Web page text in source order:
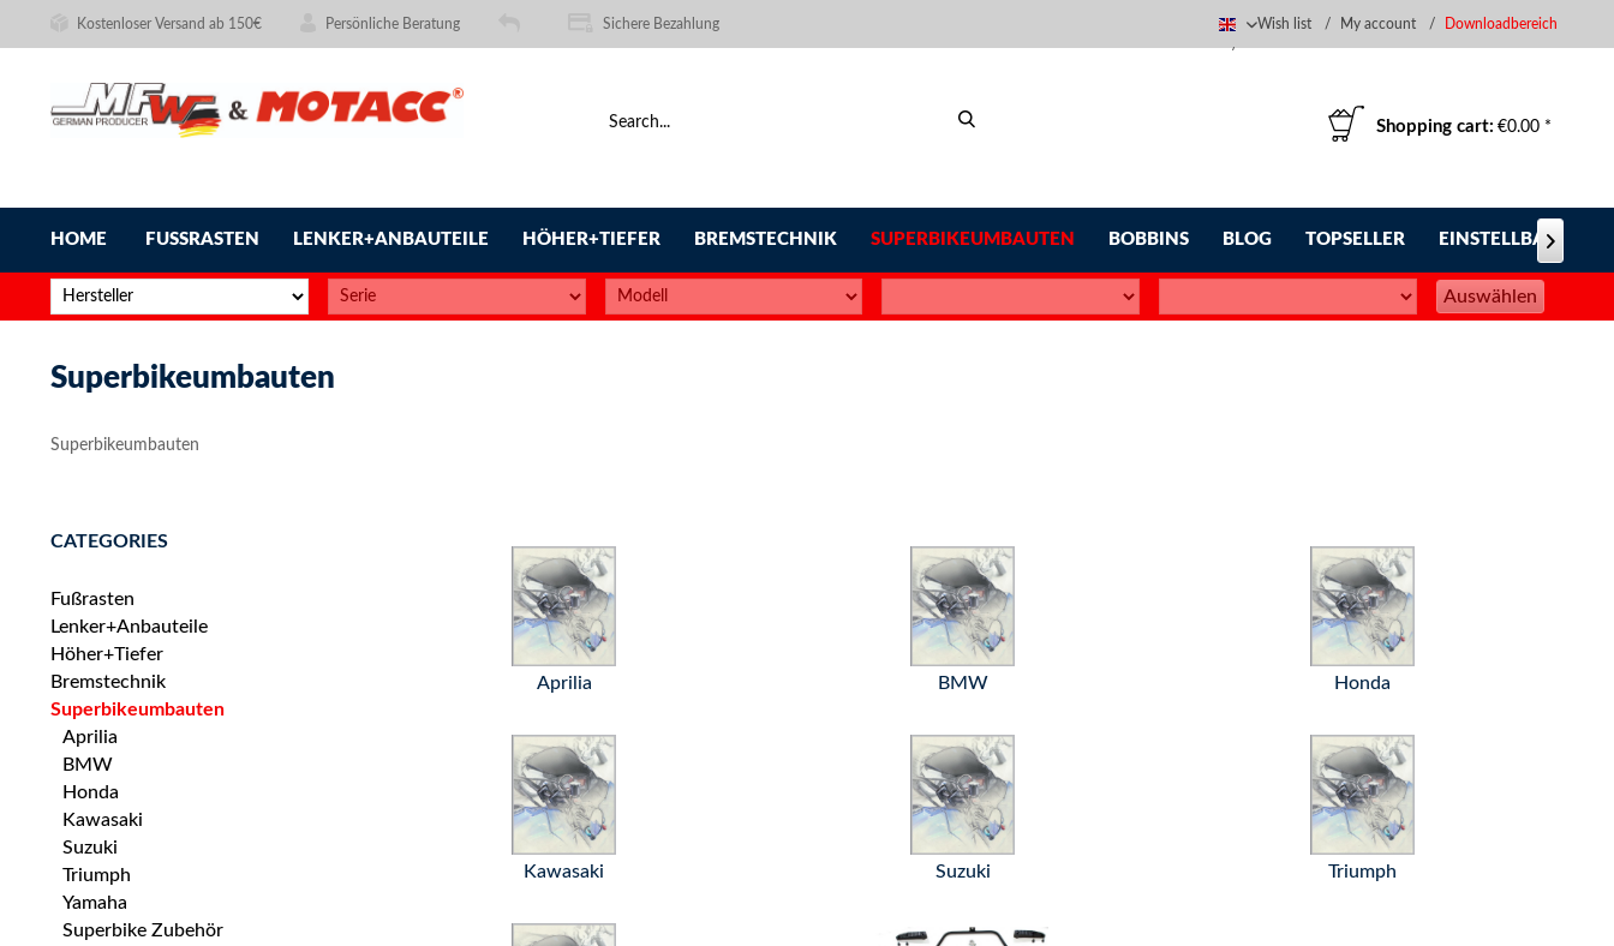
Kostenloser Versand ab 150€ Persönliche Beratung Sichere Bezahlung
English
Wish list My account Downloadbereich
Shopping cart: €0.00 *
HOME FUSSRASTEN LENKER+ANBAUTEILE HÖHER+TIEFER BREMSTECHNIK SUPERBIKEUMBAUTEN BOBBINS BLOG TOPSELLER EINSTELLBARE

Auswählen
Superbikeumbauten
Superbikeumbauten
CATEGORIES
Fußrasten
Lenker+Anbauteile
Höher+Tiefer
Bremstechnik
Superbikeumbauten
Aprilia
BMW
Honda
Kawasaki
Suzuki
Triumph
Yamaha
Superbike Zubehör
Aprilia BMW Honda
Kawasaki Suzuki Triumph